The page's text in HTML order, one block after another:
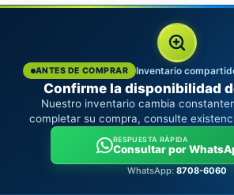
ANTES DE COMPRAR Inventario
Confirme la disponibilidad
Nuestro inventario cambia
completar su compra, consulte
RESPUESTA RÁPIDA
Consultar por
WhatsApp: 8708-6060